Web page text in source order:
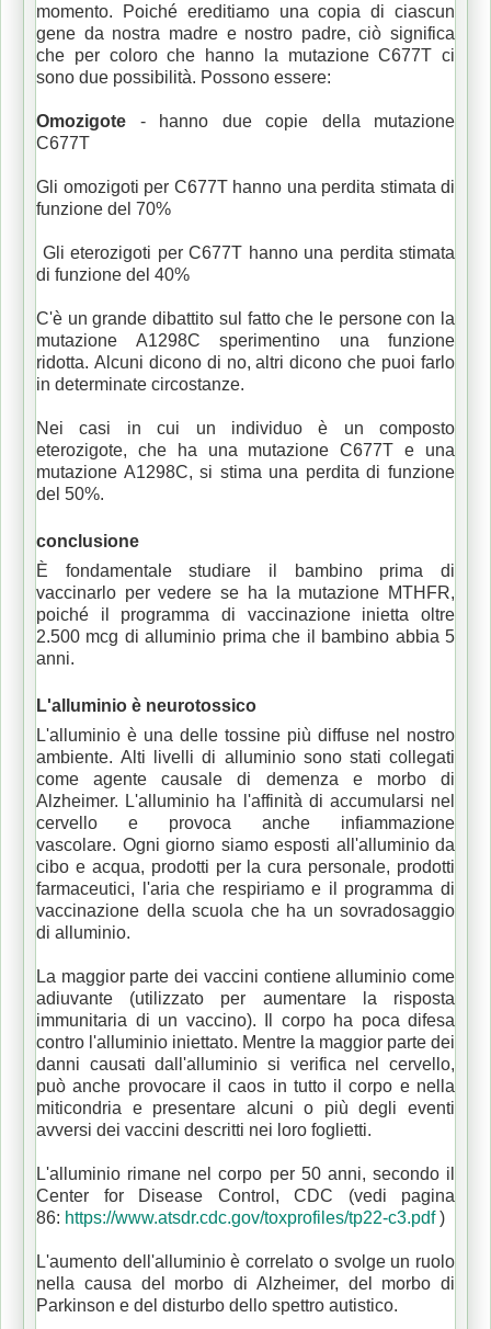
momento.
Poiché ereditiamo una copia di ciascun
gene da nostra madre e nostro padre, ciò significa
che per coloro che hanno la mutazione C677T ci
sono due possibilità. Possono essere:
Omozigote - hanno due copie della mutazione
C677T
Gli omozigoti per C677T hanno una perdita stimata di
funzione del 70%
Gli eterozigoti per C677T hanno una perdita stimata
di funzione del 40%
C'è un grande dibattito sul fatto che le persone con la
mutazione A1298C sperimentino una funzione
ridotta. Alcuni dicono di no, altri dicono che puoi farlo
in determinate circostanze.
Nei casi in cui un individuo è un composto
eterozigote, che ha una mutazione C677T e una
mutazione A1298C, si stima una perdita di funzione
del 50%.
conclusione
È fondamentale studiare il bambino prima di
vaccinarlo per vedere se ha la mutazione MTHFR,
poiché il programma di vaccinazione inietta oltre
2.500 mcg di alluminio prima che il bambino abbia 5
anni.
L'alluminio è neurotossico
L'alluminio è una delle tossine più diffuse nel nostro
ambiente.Alti livelli di alluminio sono stati collegati
come agente causale di demenza e morbo di
Alzheimer. L'alluminio ha l'affinità di accumularsi nel
cervello e provoca anche infiammazione
vascolare. Ogni giorno siamo esposti all'alluminio da
cibo e acqua, prodotti per la cura personale, prodotti
farmaceutici, l'aria che respiriamo e il programma di
vaccinazione della scuola che ha un sovradosaggio
di alluminio.
La maggior parte dei vaccini contiene alluminio come
adiuvante (utilizzato per aumentare la risposta
immunitaria di un vaccino).
Il corpo ha poca difesa
contro l'alluminio iniettato. Mentre la maggior parte dei
danni causati dall'alluminio si verifica nel cervello,
può anche provocare il caos in tutto il corpo e nella
miticondria e presentare alcuni o più degli eventi
avversi dei vaccini descritti nei loro foglietti.
L'alluminio rimane nel corpo per 50 anni, secondo il
Center for Disease Control, CDC (vedi pagina
86: https://www.atsdr.cdc.gov/toxprofiles/tp22-c3.pdf)
L'aumento dell'alluminio è correlato o svolge un ruolo
nella causa del morbo di Alzheimer, del morbo di
Parkinson e del disturbo dello spettro autistico.